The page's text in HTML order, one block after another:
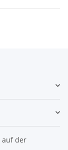
auf der